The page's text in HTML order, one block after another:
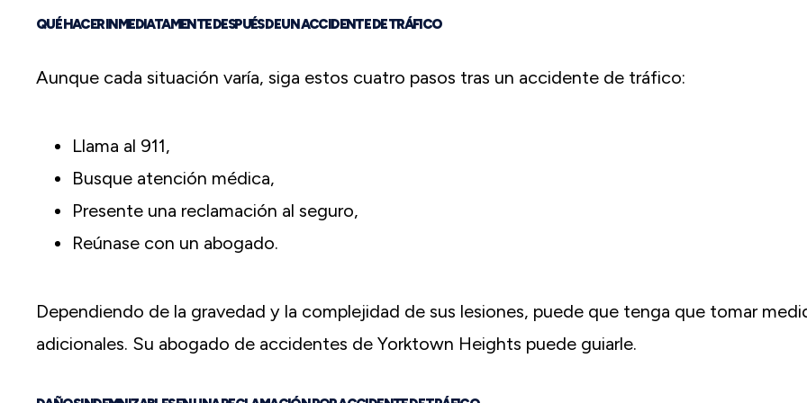
QUÉ HACER INMEDIATAMENTE DESPUÉS DE UN ACCIDENTE DE TRÁFICO
Aunque cada situación varía, siga estos cuatro pasos tras un accidente de tráfico:
Llama al 911,
Busque atención médica,
Presente una reclamación al seguro,
Reúnase con un abogado.
Dependiendo de la gravedad y la complejidad de sus lesiones, puede que tenga que tomar
adicionales. Su abogado de accidentes de Yorktown Heights puede guiarle.